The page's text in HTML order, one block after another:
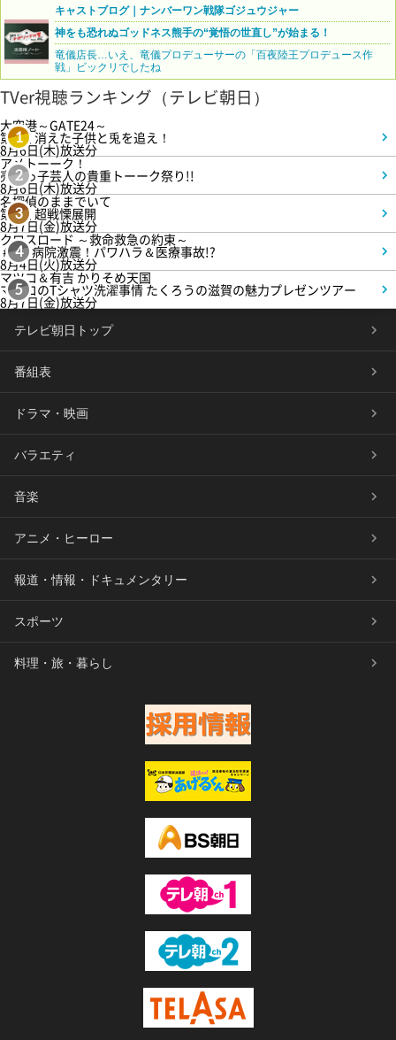
キャストブログ｜ナンバーワン戦隊ゴジュウジャー
神をも恐れぬゴッドネス熊手の“覚悟の世直し”が始まる！
竜儀店長…いえ、竜儀プロデューサーの「百夜陸王プロデュース作
戦」ビックリでしたね
TVer視聴ランキング（テレビ朝日）
1
大空港～GATE24～
第3話 消えた子供と兎を追え！
8月6日(木)放送分
2
アメトーーク！
売れっ子芸人の貴重トーーク祭り!!
8月6日(木)放送分
3
名探偵のままでいて
第4話 超戦慄展開
8月7日(金)放送分
4
クロスロード ～救命救急の約束～
＃5 病院激震！パワハラ＆医療事故!?
8月4日(火)放送分
5
マツコ＆有吉 かりそめ天国
マツコのTシャツ洗濯事情 たくろうの滋賀の魅力プレゼンツアー
8月7日(金)放送分
テレビ朝日トップ
番組表
ドラマ・映画
バラエティ
音楽
アニメ・ヒーロー
報道・情報・ドキュメンタリー
スポーツ
料理・旅・暮らし